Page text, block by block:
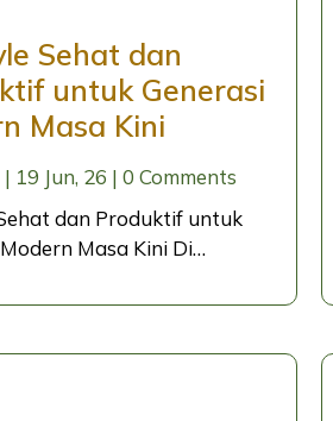
Sehat dan
untuk Generasi
Masa Kini
| 19 Jun, 26 | 0 Comments
dan Produktif untuk
Masa Kini Di…